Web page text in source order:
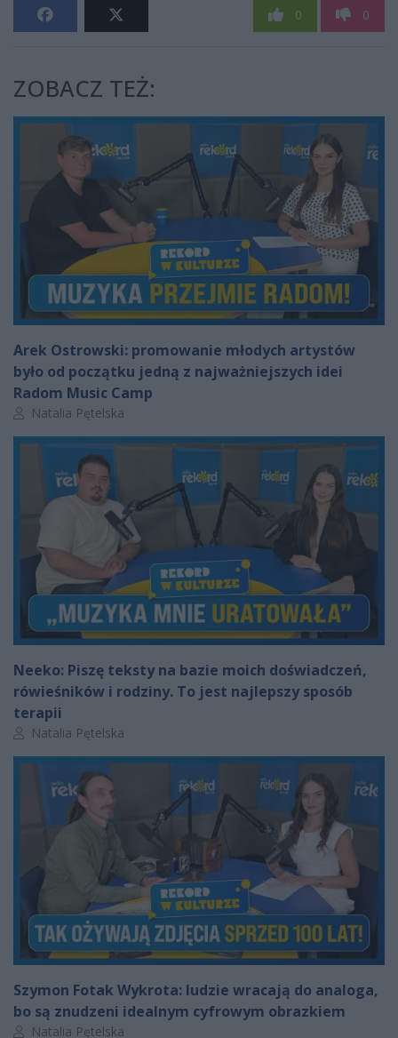
0 0
ZOBACZ TEŻ:
Arek Ostrowski: promowanie młodych artystów
było od początku jedną z najważniejszych idei
Radom Music Camp
Autor artykułu:
Natalia Pętelska
Neeko: Piszę teksty na bazie moich doświadczeń,
rówieśników i rodziny. To jest najlepszy sposób
terapii
Autor artykułu:
Natalia Pętelska
Szymon Fotak Wykrota: ludzie wracają do analoga,
bo są znudzeni idealnym cyfrowym obrazkiem
Autor artykułu:
Natalia Pętelska